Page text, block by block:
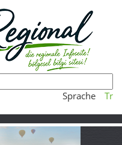
Sprache Tr